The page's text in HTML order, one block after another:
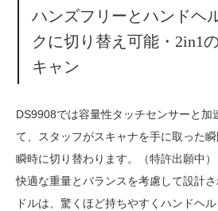
ハンズフリーとハンドヘ
クに切り替え可能・2in1
キャン
DS9908では容量性タッチセンサーと加
て、スタッフがスキャナを手に取った
瞬時に切り替わります。（特許出願中）
快適な重量とバランスを考慮して設計
ドルは、驚くほど持ちやすくハンドヘ